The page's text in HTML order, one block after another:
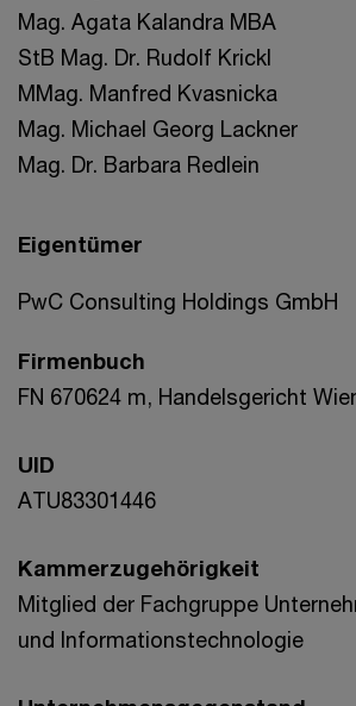
Mag. Agata Kalandra MBA
StB Mag. Dr. Rudolf Krickl
MMag. Manfred Kvasnicka
Mag. Michael Georg Lackner
Mag. Dr. Barbara Redlein
Eigentümer
PwC Consulting Holdings GmbH
Firmenbuch
FN 670624 m, Handelsgericht
UID
ATU83301446
Kammerzugehörigkeit
Mitglied der Fachgruppe
und Informationstechnologie